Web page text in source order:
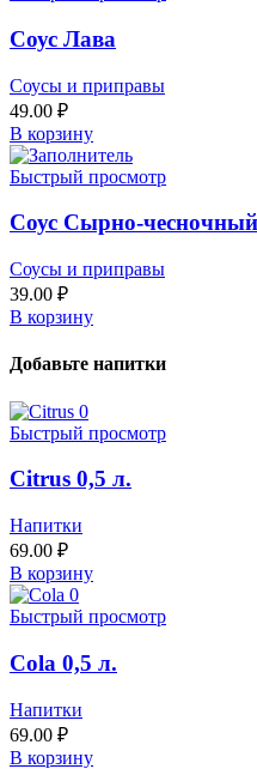
Соус Лава
Соусы и приправы
49.00 ₽
В корзину
Быстрый просмотр
Соус Сырно-чесночный
Соусы и приправы
39.00 ₽
В корзину
Добавьте напитки
Быстрый просмотр
Citrus 0,5 л.
Напитки
69.00 ₽
В корзину
Быстрый просмотр
Cola 0,5 л.
Напитки
69.00 ₽
В корзину